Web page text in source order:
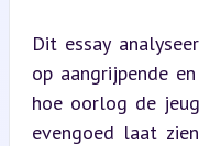
Dit essay
op aangrijpende
hoe oorlog de
evengoed laat